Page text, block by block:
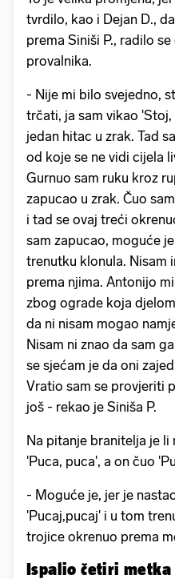
tvrdilo, kao i Dejan D.,
prema Siniši P., radilo
provalnika.
- Nije mi bilo svejedno,
trčati, ja sam vikao
jedan hitac u zrak. Tad
od koje se ne vidi cijela
Gurnuo sam ruku kroz
zapucao u zrak. Čuo
i tad se ovaj treći
sam zapucao, moguće
trenutku klonula. Nisam
prema njima. Antonijo
zbog ograde koja
da ni nisam mogao
Nisam ni znao da sam
se sjećam je da oni
Vratio sam se provjeriti
još - rekao je Siniša P.
Na pitanje branitelja je li
'Puca, puca', a on čuo
- Moguće je, jer je
'Pucaj,pucaj' i u tom
trojice okrenuo prema
Ispalio četiri metka